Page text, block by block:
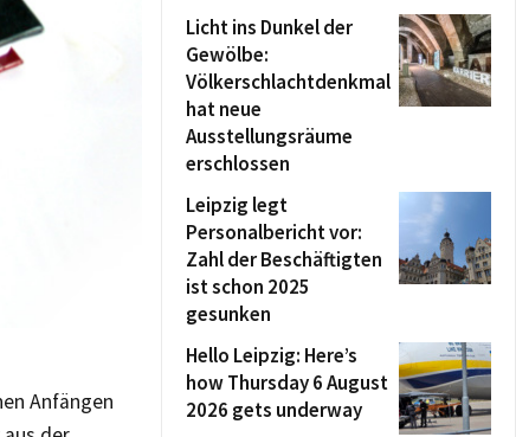
Anfängen
Licht ins Dunkel der
Gewölbe:
Völkerschlachtdenkmal
hat neue
Ausstellungsräume
erschlossen
Leipzig legt
Personalbericht vor:
Zahl der Beschäftigten
ist schon 2025
gesunken
Hello Leipzig: Here’s
how Thursday 6 August
2026 gets underway